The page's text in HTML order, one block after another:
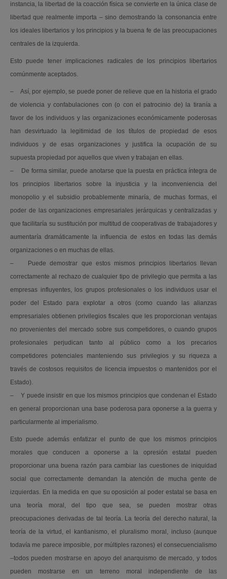
instancia, la libertad de la coacción física se convierte en la única clase de
libertad que realmente importa – sino demostrando la consonancia entre
los ideales libertarios y los principios y la buena fe de las preocupaciones
centrales de la izquierda.
Esto puede tener implicaciones radicales de los principios libertarios
comúnmente aceptados.
– Así, por ejemplo, se puede poner de relieve que en la historia el grado
de violencia y confabulaciones con (o con el patrocinio de) la tiranía a
favor de los individuos y las organizaciones económicamente poderosas
han desvirtuado la legitimidad de los títulos de propiedad de esos
individuos y de esas organizaciones y justifica la ocupación de su
supuesta propiedad por aquellos que viven y trabajan en ellas.
– De forma similar, puede anotarse que la puesta en práctica íntegra de
los principios libertarios sobre la injusticia y la inconveniencia del
monopolio y el subsidio probablemente minaría, de muchas formas, el
poder de las organizaciones empresariales jerárquicas y centralizadas y
que facilitaría su sustitución por multitud de cooperativas de trabajadores y
aumentaría dramáticamente la influencia de estos en todas las demás
organizaciones o en muchas de ellas.
– Puede demostrar que estos mismos principios libertarios llevan
correctamente al rechazo de cualquier tipo de privilegio que permita a las
empresas influyentes, los grupos profesionales o los individuos usar el
poder del Estado para explotar a otros (como cuando las alianzas
empresariales obtienen privilegios fiscales que les proporcionan ventajas
no provenientes del mercado sobre sus competidores, o cuando grupos
profesionales perjudican tanto al público como a los precarios
competidores potenciales manteniendo sus privilegios y su riqueza a
través de costosos requisitos de licencia impuestos o mantenidos por el
Estado).
– Y puede insistir en que los mismos principios que condenan el Estado
en general proporcionan una base poderosa para oponerse a la guerra y
particularmente al imperialismo.
Esto puede además enfatizar el punto de que los mismos principios
morales que conducen a oponerse a la opresión estatal pueden
proporcionar una buena razón para cambiar las cuestiones de iniquidad
social que correctamente demandan la atención de mucha gente de
izquierdas. En la medida en que su oposición al poder estatal se basa en
una teoría moral, del tipo que sea, se pueden mostrar otras
preocupaciones derivadas de tal teoría. La teoría del derecho natural, la
teoría de la virtud, el kantianismo, el pluralismo moral, incluso (aunque
todavía me parece imposible, por múltiples razones) el consecuencialismo
–todos pueden mostrarse en apoyo del anarquismo de mercado, y todos
pueden mostrarse en un terreno moral independiente de las